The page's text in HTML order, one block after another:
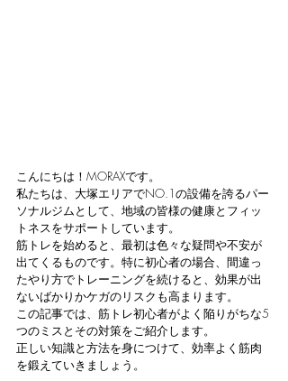
こんにちは！MORAXです。
私たちは、大塚エリアでNO.1の設備を誇るパー
ソナルジムとして、地域の皆様の健康とフィッ
トネスをサポートしています。
筋トレを始めると、最初は色々な疑問や不安が
出てくるものです。特に初心者の場合、間違っ
たやり方でトレーニングを続けると、効果が出
ないばかりかケガのリスクも高まります。
この記事では、筋トレ初心者がよく陥りがちな5
つのミスとその対策をご紹介します。
正しい知識と方法を身につけて、効率よく筋肉
を鍛えていきましょう。